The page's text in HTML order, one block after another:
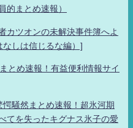
的まとめ速報）
カツオンの未解決事件簿へよ
なしは信じるな編）]
め速報！有益便利情報サイ
騒然まとめ速報！超氷河期
てを失ったキグナス氷子の愛